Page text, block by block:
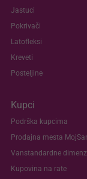
Jastuci
Pokrivači
Latofleksi
Kreveti
Posteljine
Kupci
Podrška kupcima
Prodajna mesta
Vanstandardne
Kupovina na rate